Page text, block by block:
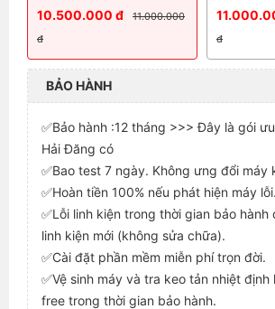
10.500.000 đ
11.000.000
đ
đ
BẢO HÀNH
✅Bảo hành :12 tháng >>> Đây là gói
Hải Đăng có
✅Bao test 7 ngày. Không ưng đổi máy
✅Hoàn tiền 100% nếu phát hiện máy lỗi.
✅Lỗi linh kiện trong thời gian bảo
linh kiện mới (không sửa chữa).
✅Cài đặt phần mềm miễn phí trọn đời.
✅Vệ sinh máy và tra keo tản nhiệt định
free trong thời gian bảo hành.